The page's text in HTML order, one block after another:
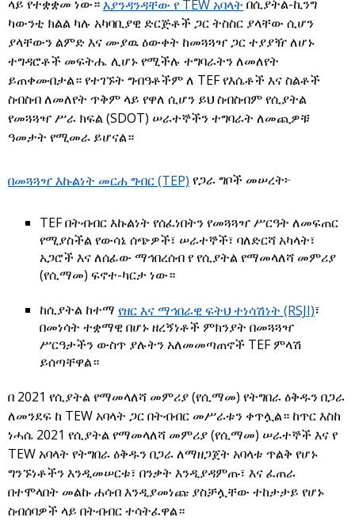
ላይ የተቋቋመ ነው።እያንዳንዳቸው የ TEW አባላት በሲያትል-ኪንግ
ካውንቲ ክልል ካሉ አካባቢያዊ ድርጅቶች ጋር ትስስር ያላቸው ሲሆን
ያላቸውን ልምድ እና ሙያዉ ዕውቀት ከመጓጓዣ ጋር ተያያዥ ለሆኑ
ተግዳሮቶች መፍትሔ ሊሆኑ የሚችሉ ተግባራትን ለመለየት
ይጠቀሙበታል። የተገኙት ግብዓቶችም ለ TEF የእሴቶች እና ስልቶች
ስብስብ ለመለየት ጥቅም ላይ የዋለ ሲሆን ይህ ስብስብም የሲያትል
የመጓጓዣ ሥራ ክፍል (SDOT) ሠራተኞችን ተግባራት ለመጪዎቹ
ዓመታት የሚመራ ይሆናል።
በመጓጓዣ እኩልነት መርሐ ግብር (TEP) የጋራ ግቦች መሠረት፦
TEF በትብብር እኩልነት የሰፈነበትን የመጓጓዣ ሥርዓት ለመፍጠር
የሚያስችል የውሳኔ ሰጭዎች፣ ሠራተኞች፣ ባለድርሻ አካላት፣
አጋሮች እና ለሰፊው ማኅበረሰብ የ የሲያትል የማመላለሻ መምሪያ
(የሲማመ) ፍኖተ-ካርታ ነው።
ከሲያትል ከተማ የዘር እና ማኅበራዊ ፍትህ ተነሳሽነት (RSJI)፣
በመነሳት ተቋማዊ በሆኑ ዘረኝነቶች ምክንያት በመጓጓዣ
ሥርዓታችን ውስጥ ያሉትን አለመመጣጠኖች TEF ምላሽ
ይሰጣቸዋል።
በ 2021 የሲያትል የማመላለሻ መምሪያ (የሲማመ) የትግበራ ዕቅዱን በጋራ
ለመንደፍ ከ TEW አባላት ጋር በትብብር መሥራቱን ቀጥሏል። ከጥር እስከ
ነሓሴ 2021 የሲያትል የማመላለሻ መምሪያ (የሲማመ) ሠራተኞች እና የ
TEW አባላት የትግበራ ዕቅዱን በጋራ ለማዘጋጀት አባላቱ ጥልቅ የሆኑ
ግንኙነቶችን እንዲመሠርቱ፣ በንቃት እንዲያዳምጡ፣ እና ፈጠራ
በተሞላበት መልኩ ሐሳብ እንዲያመነጩ ያስቻሏቸው ተከታታይ የሆኑ
ስብሰባዎች ላይ በትብብር ተሳትፈዋል።